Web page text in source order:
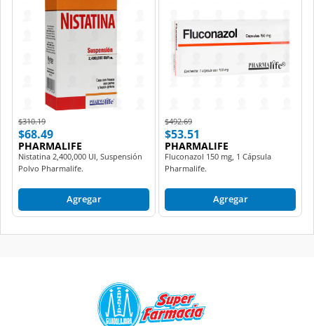
Price reduced from
$310.19to
$68.49
PHARMALIFE
Nistatina 2,400,000 UI, Suspensión
Polvo Pharmalife.
Agregar
Price reduced from
$492.69to
$53.51
PHARMALIFE
Fluconazol 150 mg, 1 Cápsula
Pharmalife.
Agregar